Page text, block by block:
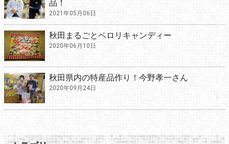
品！
2021年05月06日
秋田まるごとペロリキャンディー
2020年06月10日
秋田県内の特産品作り！今野孝一さん
2020年09月24日